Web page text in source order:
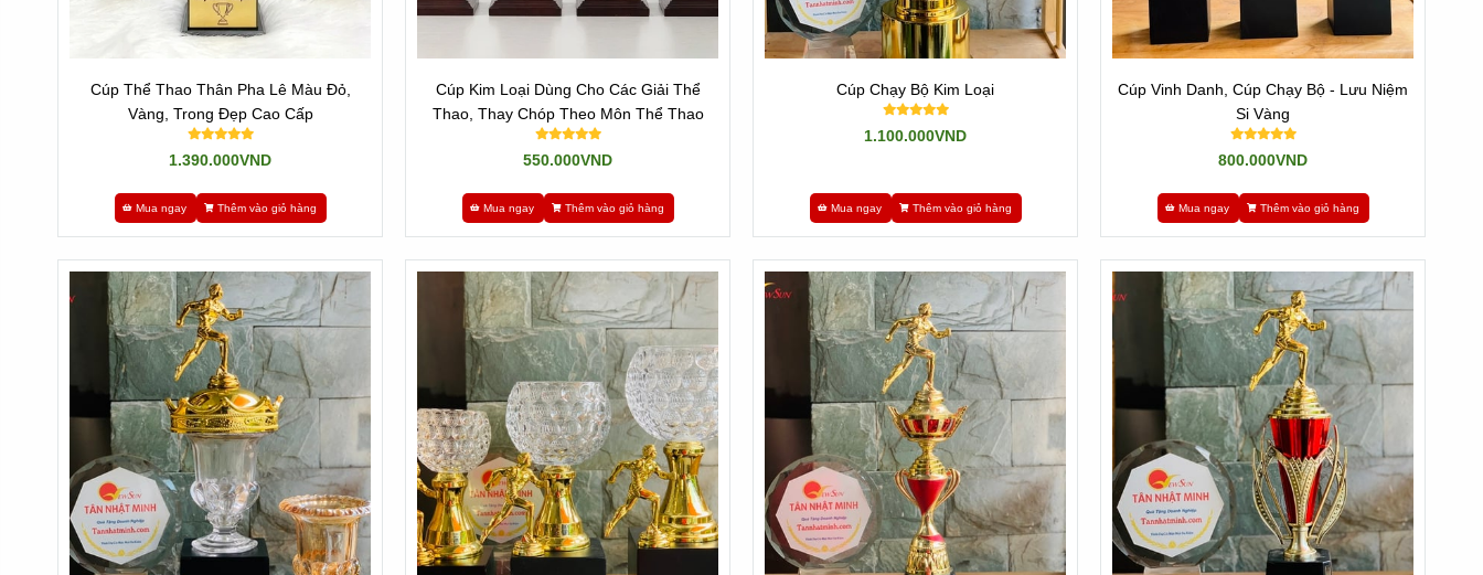
Cúp Thể Thao Thân Pha Lê Màu Đỏ,
Vàng, Trong Đẹp Cao Cấp
1.390.000VND
Mua ngay Thêm vào giỏ hàng
Cúp Kim Loại Dùng Cho Các Giải Thể
Thao, Thay Chóp Theo Môn Thể Thao
550.000VND
Mua ngay Thêm vào giỏ hàng
Cúp Chạy Bộ Kim Loại
1.100.000VND
Mua ngay Thêm vào giỏ hàng
Cúp Vinh Danh, Cúp Chạy Bộ - Lưu Niệm
Si Vàng
800.000VND
Mua ngay Thêm vào giỏ hàng